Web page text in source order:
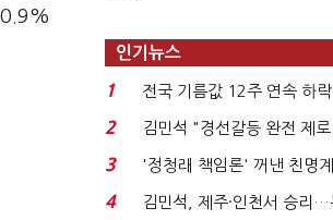
인기뉴스
1
전국 기름값 12주 연속 하
발윳값 1909원...
2
김민석 "경선갈등 완전 제
청래 "반명 공세 사...
3
'정청래 책임론' 꺼낸 친명
는 추가투표 때리기...
4
김민석, 제주·인천서 승리…